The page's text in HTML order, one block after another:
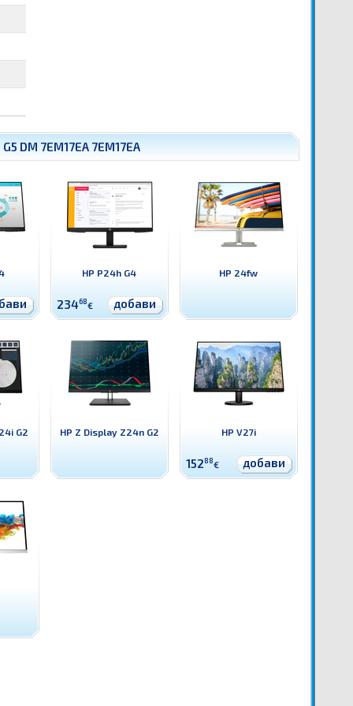
DM 7EM17EA 7EM17EA
HP P24h G4
23468€ добави
HP 24fw
G2 HP Z Display Z24n G2 HP V27i
15288€ добави